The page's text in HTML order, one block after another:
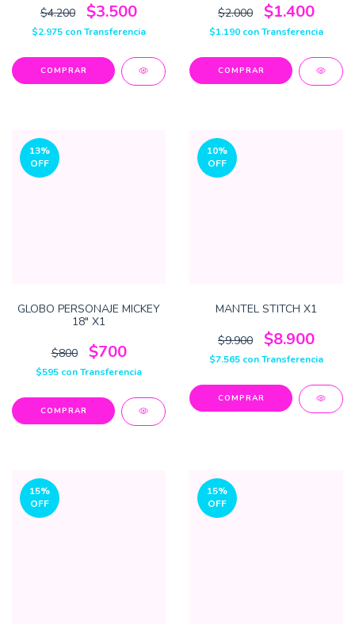
$4.200 $3.500
$2.975 conTransferencia
$2.000 $1.400
$1.190 conTransferencia
13%
OFF
GLOBO PERSONAJE MICKEY
18" X1
$800 $700
$595 conTransferencia
10%
OFF
MANTEL STITCH X1
$9.900 $8.900
$7.565 conTransferencia
15%
OFF
15%
OFF